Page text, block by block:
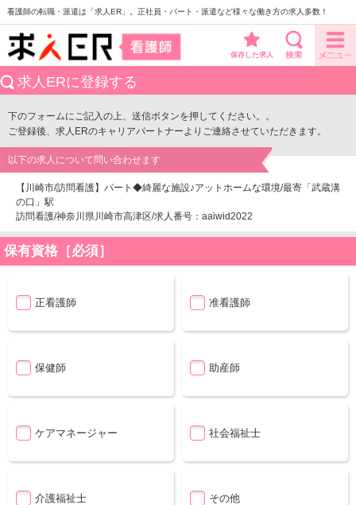
看護師の転職・派遣は「求人ER」。正社員・パート・派遣など様々な働き方の求人多数！
保存した求人
求人ERに登録する
下のフォームにご記入の上、送信ボタンを押してください。。
ご登録後、求人ERのキャリアパートナーよりご連絡させていただきます。
以下の求人について問い合わせます
【川崎市/訪問看護】パート◆綺麗な施設♪アットホームな環境/最寄「武蔵溝
の口」駅
訪問看護/神奈川県川崎市高津区/求人番号：aaiwid2022
保有資格［必須］
正看護師 准看護師
保健師 助産師
ケアマネージャー 社会福祉士
介護福祉士 その他